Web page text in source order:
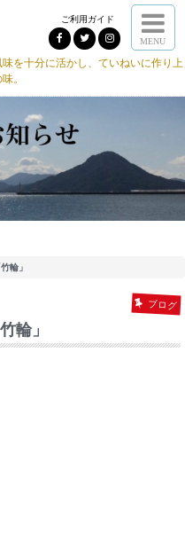
ご利用ガイド
MENU
を十分に活かし、ていねいに作り上
。
輪」
ブログ
輪」